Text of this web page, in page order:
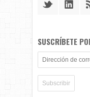
SUSCRÍBETE
Dirección
electrónico